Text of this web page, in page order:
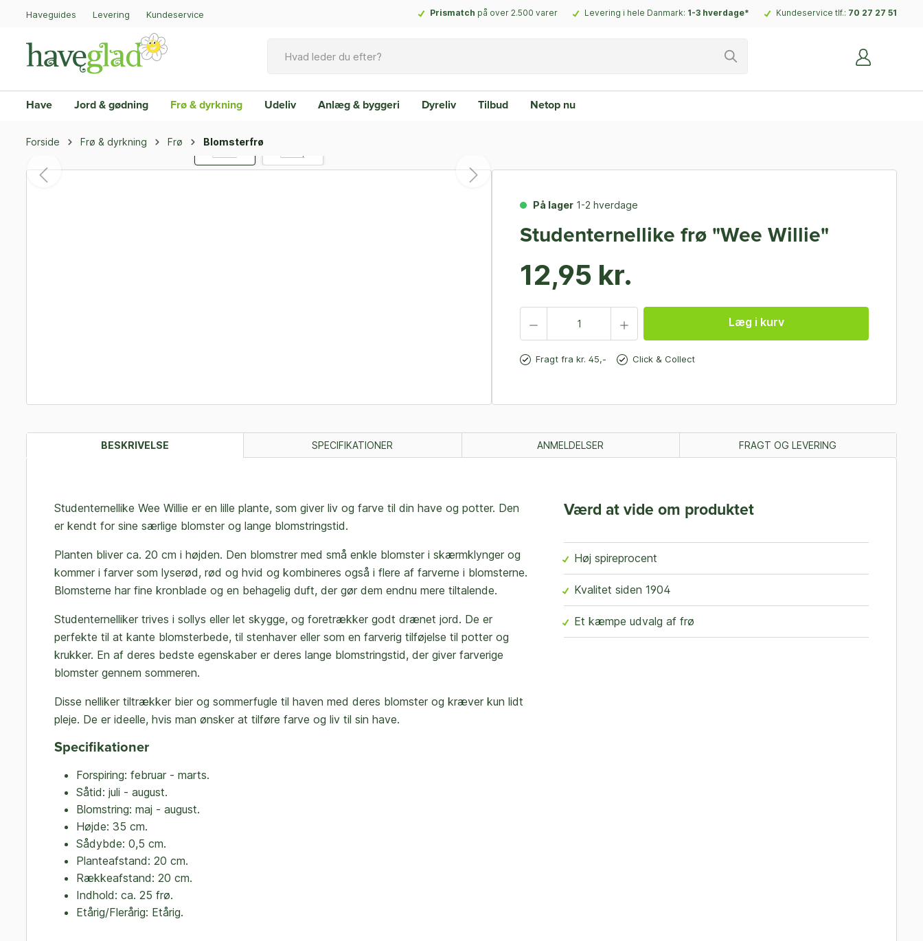
Haveguides Levering Kundeservice Prismatch på over 2.500 varer Levering i hele Danmark: 1-3 hverdage* Kundeservice tlf.: 70 27 27 51
Have Jord & gødning Frø & dyrkning Udeliv Anlæg & byggeri Dyreliv Tilbud Netop nu
Forside Frø & dyrkning Frø Blomsterfrø
På lager 1-2 hverdage
Studenternellike frø "Wee Willie"
12,95 kr.
Læg i kurv
Fragt fra kr. 45,- Click & Collect
BESKRIVELSE SPECIFIKATIONER ANMELDELSER FRAGT OG LEVERING
Studenternellike Wee Willie er en lille plante, som giver liv og farve til din have og potter. Den
er kendt for sine særlige blomster og lange blomstringstid.
Planten bliver ca. 20 cm i højden. Den blomstrer med små enkle blomster i skærmklynger og
kommer i farver som lyserød, rød og hvid og kombineres også i flere af farverne i blomsterne.
Blomsterne har fine kronblade og en behagelig duft, der gør dem endnu mere tiltalende.
Studenternelliker trives i sollys eller let skygge, og foretrækker godt drænet jord. De er
perfekte til at kante blomsterbede, til stenhaver eller som en farverig tilføjelse til potter og
krukker. En af deres bedste egenskaber er deres lange blomstringstid, der giver farverige
blomster gennem sommeren.
Disse nelliker tiltrækker bier og sommerfugle til haven med deres blomster og kræver kun lidt
pleje. De er ideelle, hvis man ønsker at tilføre farve og liv til sin have.
Specifikationer
Forspiring: februar - marts.
Såtid: juli - august.
Blomstring: maj - august.
Højde: 35 cm.
Sådybde: 0,5 cm.
Planteafstand: 20 cm.
Rækkeafstand: 20 cm.
Indhold: ca. 25 frø.
Etårig/Flerårig: Etårig.
Værd at vide om produktet
Høj spireprocent
Kvalitet siden 1904
Et kæmpe udvalg af frø